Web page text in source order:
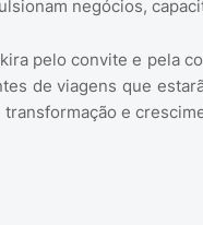
negócios,
pelo convite e pela
de viagens que
e